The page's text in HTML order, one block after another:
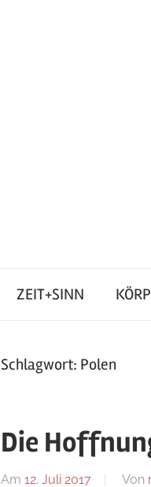
ZEIT+SINN
Schlagwort: Polen
Die
Am 12. Juli 2017 Von